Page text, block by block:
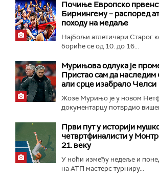
Почиње Европско
Бирмингему – распоред
походу на медаље
Најбољи атлетичари Старог
бориће се од 10. до 16...
Мурињова одлука је
Пристао сам да наследим
али срце изабрало Челси
Жозе Мурињо је у новом
документарцу потврдио
Први пут у историји
четвртфиналисти у
21. веку
У ноћи између недеље и
на АТП мастерс турниру...